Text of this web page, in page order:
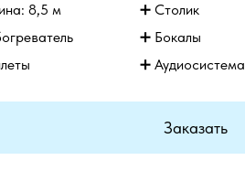
8,5 м
➕ Бокалы
➕ Столик
➕ Аудиосистема
Заказать